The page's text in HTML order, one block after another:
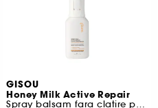
GISOU
Honey Milk Active Repair
Spray balsam fara clatire pentru reparare